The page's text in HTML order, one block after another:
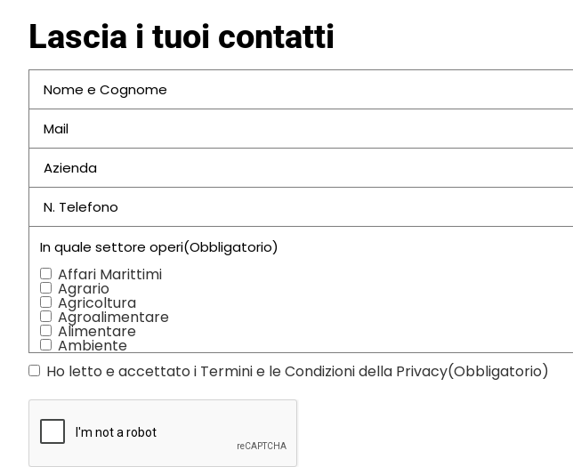
Lascia i tuoi contatti
Cognome (Obbligatorio)
Email(Obbligatorio)
N.
Telefono(Obbligatorio)
In quale settore operi(Obbligatorio)
Affari Marittimi
Agrario
Agricoltura
Agroalimentare
Alimentare
Ambiente
Artigianato
Assicurativo
Bancario
Commercio
Costruzioni
Cultura
Privacy
Ho letto e accettato i Termini e le Condizioni della Privacy(Obbligatorio)